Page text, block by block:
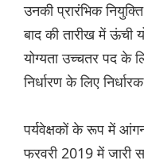
उनकी प्रारंभिक
बाद की तारीख में ऊंची
योग्यता उच्चतर पद के
निर्धारण के लिए
पर्यवेक्षकों के रूप में
फरवरी 2019 में जारी